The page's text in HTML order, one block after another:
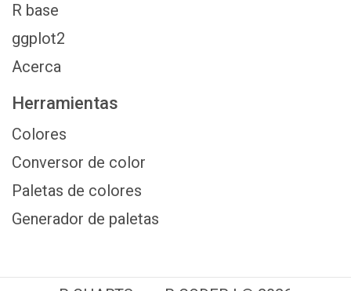
R base
ggplot2
Acerca
Herramientas
Colores
Conversor de color
Paletas de colores
Generador de paletas